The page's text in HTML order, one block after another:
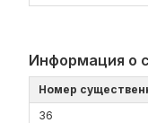
Информация о
Номер
36